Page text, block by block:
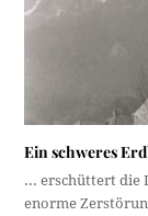
Ein schweres
... erschüttert die
enorme